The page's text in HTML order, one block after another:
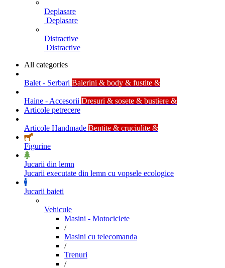
Deplasare
Deplasare
Distractive
Distractive
All categories
Balet - Serbari Balerini & body & fustite &
Haine - Accesorii Dresuri & sosete & bustiere &
Articole petrecere
Articole Handmade Bentite & cruciulite &
Figurine
Jucarii din lemn
Jucarii executate din lemn cu vopsele ecologice
Jucarii baieti
Vehicule
Masini - Motociclete
/
Masini cu telecomanda
/
Trenuri
/